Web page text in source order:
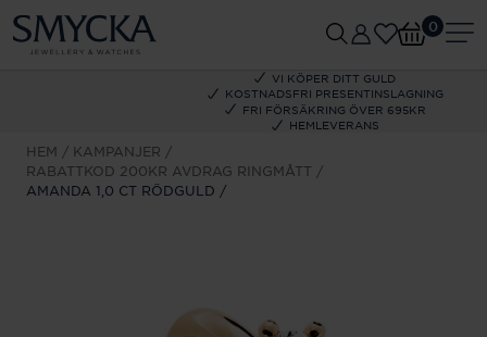
VI KÖPER DITT GULD
KOSTNADSFRI PRESENTINSLAGNING
FRI FÖRSÄKRING ÖVER 695KR
HEMLEVERANS
0
HEM
KAMPANJER
RABATTKOD 200KR AVDRAG RINGMÅTT
AMANDA 1,0 CT RÖDGULD